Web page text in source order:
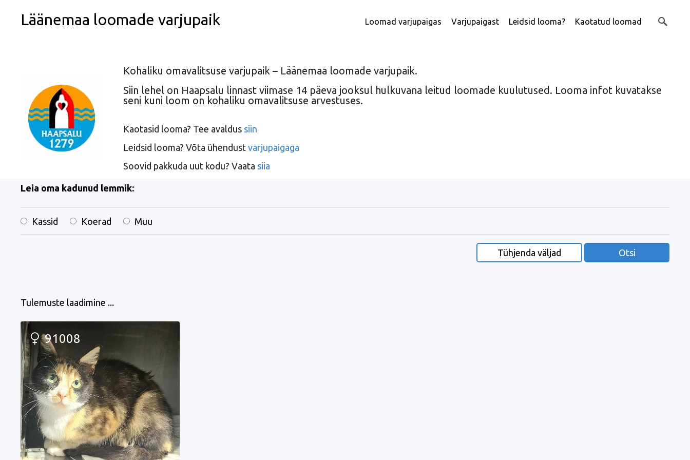
Läänemaa loomade varjupaik Loomad varjupaigas Varjupaigast Leidsid looma? Kaotatud loomad
Kohaliku omavalitsuse varjupaik – Läänemaa loomade varjupaik.
Siin lehel on Haapsalu linnast viimase 14 päeva jooksul hulkuvana leitud loomade kuulutused. Looma infot kuvatakse
seni kuni loom on kohaliku omavalitsuse arvestuses.
Kaotasid looma? Tee avaldus siin
Leidsid looma? Võta ühendust varjupaigaga
Soovid pakkuda uut kodu? Vaata siia
Leia oma kadunud lemmik:
Kassid Koerad Muu
Tühjenda väljad Otsi
Tulemuste laadimine ...
91008